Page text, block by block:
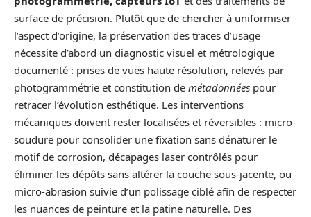
surface de précision. Plutôt que de chercher à uniformiser
l’aspect d’origine, la préservation des traces d’usage
nécessite d’abord un diagnostic visuel et métrologique
documenté : prises de vues haute résolution, relevés par
photogrammétrie et constitution de métadonnées pour
retracer l’évolution esthétique. Les interventions
mécaniques doivent rester localisées et réversibles : micro-
soudure pour consolider une fixation sans dénaturer le
motif de corrosion, décapages laser contrôlés pour
éliminer les dépôts sans altérer la couche sous-jacente, ou
micro-abrasion suivie d’un polissage ciblé afin de respecter
les nuances de peinture et la patine naturelle. Des